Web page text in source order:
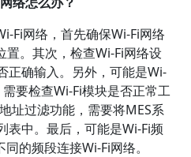
Fi网络，首先确保Wi-Fi网络
置。其次，检查Wi-Fi网络设
正确输入。另外，可能是Wi-
要检查Wi-Fi模块是否正常工
址过滤功能，需要将MES系
表中。最后，可能是Wi-Fi频
的频段连接Wi-Fi网络。